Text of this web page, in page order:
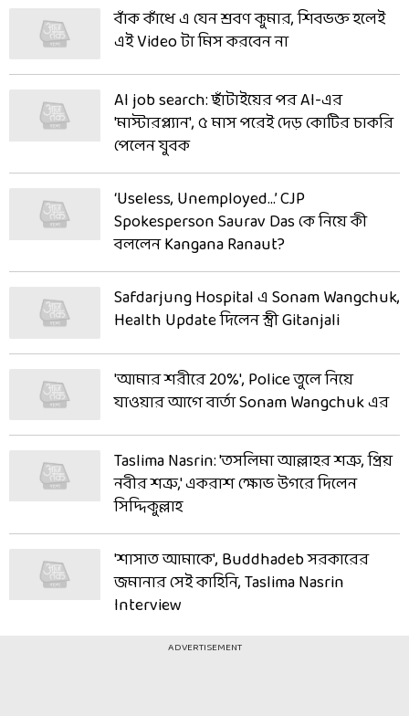
বাঁক কাঁধে এ যেন শ্রবণ কুমার, শিবভক্ত হলেই
এই Video টা মিস করবেন না
AI job search: ছাঁটাইয়ের পর AI-এর
'মাস্টারপ্ল্যান', ৫ মাস পরেই দেড় কোটির চাকরি
পেলেন যুবক
‘Useless, Unemployed…’ CJP
Spokesperson Saurav Das কে নিয়ে কী
বললেন Kangana Ranaut?
Safdarjung Hospital এ Sonam Wangchuk,
Health Update দিলেন স্ত্রী Gitanjali
'আমার শরীরে 20%', Police তুলে নিয়ে
যাওয়ার আগে বার্তা Sonam Wangchuk এর
Taslima Nasrin: 'তসলিমা আল্লাহর শত্রু, প্রিয়
নবীর শত্রু,' একরাশ ক্ষোভ উগরে দিলেন
সিদ্দিকুল্লাহ
'শাসাত আমাকে', Buddhadeb সরকারের
জমানার সেই কাহিনি, Taslima Nasrin
Interview
ADVERTISEMENT